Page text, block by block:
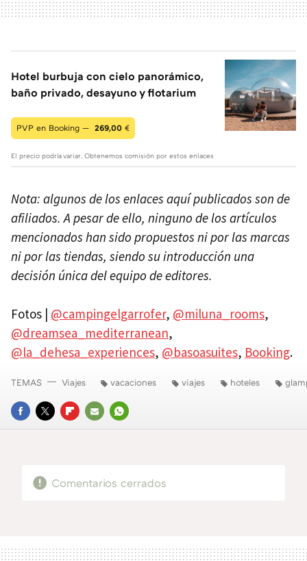
Hotel burbuja con cielo panorámico,
baño privado, desayuno y flotarium
PVP en Booking — 269,00 €
El precio podría variar. Obtenemos comisión por estos enlaces
Nota: algunos de los enlaces aquí publicados son de
afiliados. A pesar de ello, ninguno de los artículos
mencionados han sido propuestos ni por las marcas
ni por las tiendas, siendo su introducción una
decisión única del equipo de editores.
Fotos | @campingelgarrofer, @miluna_rooms,
@dreamsea_mediterranean,
@la_dehesa_experiences, @basoasuites, Booking.
FACEBOOK
TWITTERFLIPBOARD
E-
WHATSAPP
TEMAS Viajes vacaciones viajes hoteles
Comentarios cerrados